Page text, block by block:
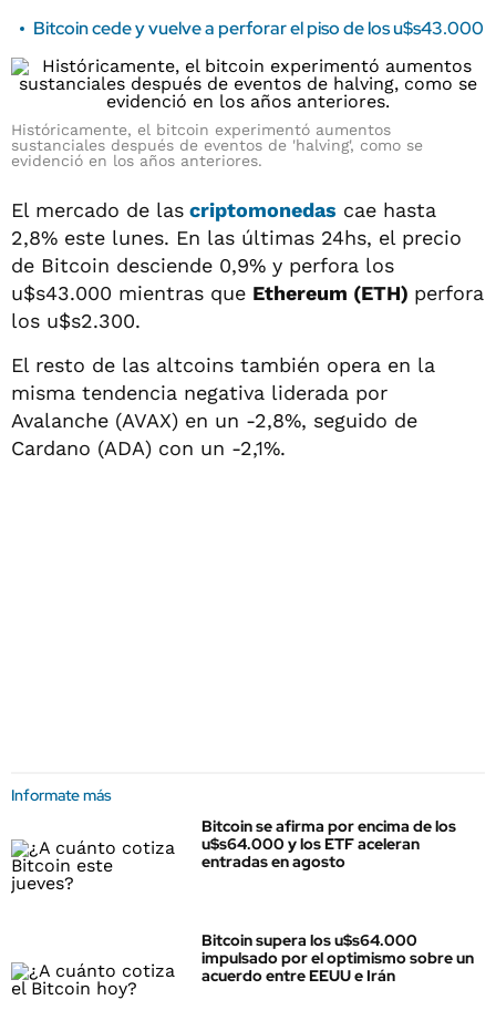
Bitcoin cede y vuelve a perforar el piso de los u$s43.000
Históricamente, el bitcoin experimentó aumentos
sustanciales después de eventos de 'halving', como se
evidenció en los años anteriores.
El mercado de las criptomonedas cae hasta
2,8% este lunes. En las últimas 24hs, el precio
de Bitcoin desciende 0,9% y perfora los
u$s43.000 mientras que Ethereum (ETH) perfora
los u$s2.300.
El resto de las altcoins también opera en la
misma tendencia negativa liderada por
Avalanche (AVAX) en un -2,8%, seguido de
Cardano (ADA) con un -2,1%.
Informate más
Bitcoin se afirma por encima de los
u$s64.000 y los ETF aceleran
entradas en agosto
Bitcoin supera los u$s64.000
impulsado por el optimismo sobre un
acuerdo entre EEUU e Irán